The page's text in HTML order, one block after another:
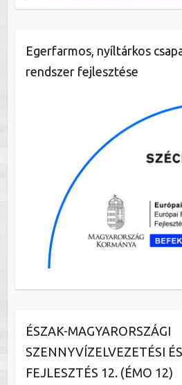
Egerfarmos, nyíltárkos
rendszer fejlesztése
ÉSZAK-MAGYARORSZÁGI
SZENNYVÍZELVEZETÉSI
FEJLESZTÉS 12. (ÉMO 12)